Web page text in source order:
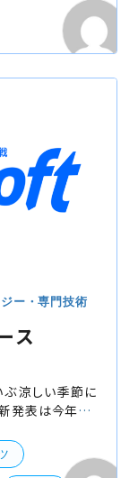
ー・専門技術
ス
発表は今年は
はない世界で